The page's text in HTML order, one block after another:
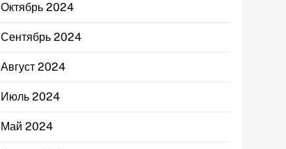
Октябрь 2024
Сентябрь 2024
Август 2024
Июль 2024
Май 2024